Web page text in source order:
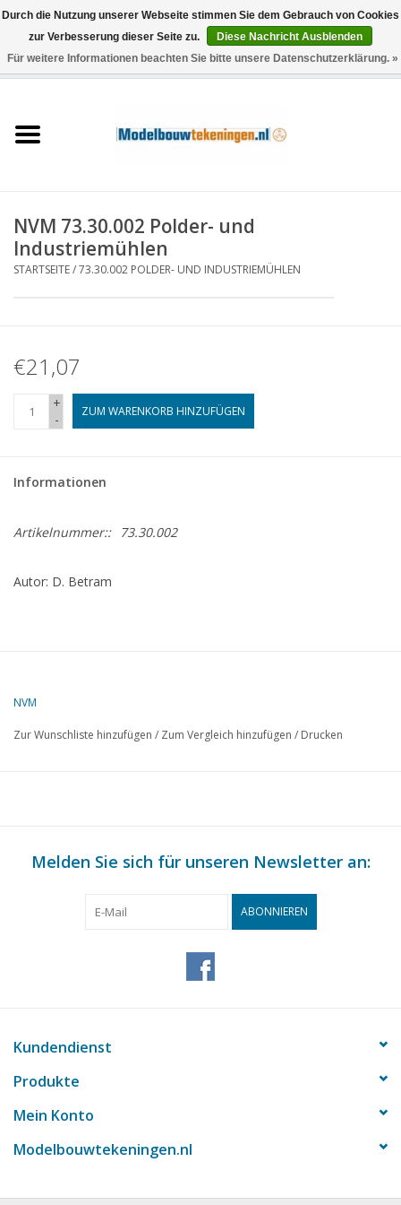
0 Artikel - €0,00
Schiffe
Holzbau
Neue Zeichnungen
NEUE ZEITSCHRIFTEN
ABONNEMENT DER
NVM 73.30.002 Polder- und
Industriemühlen
STARTSEITE/73.30.002 POLDER- UND INDUSTRIEMÜHLEN
€21,07
+
-
ZUM WARENKORB HINZUFÜGEN
Informationen
Artikelnummer:: 73.30.002
Autor: D. Betram
NVM
Zur Wunschliste hinzufügen / Zum Vergleich hinzufügen / Drucken
Melden Sie sich für unseren Newsletter an:
ABONNIEREN
Kundendienst
Produkte
Mein Konto
Modelbouwtekeningen.nl
Durch die Nutzung unserer Webseite stimmen Sie dem Gebrauch von Cookies
zur Verbesserung dieser Seite zu.
Diese Nachricht Ausblenden
Für weitere Informationen beachten Sie bitte unsere Datenschutzerklärung. »